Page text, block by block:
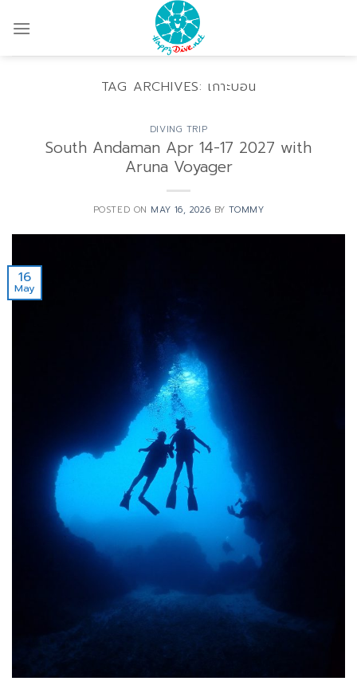
TAG ARCHIVES: เกาะบอน
DIVING TRIP
South Andaman Apr 14-17 2027 with
Aruna Voyager
POSTED ON MAY 16, 2026 BYTOMMY
16
May